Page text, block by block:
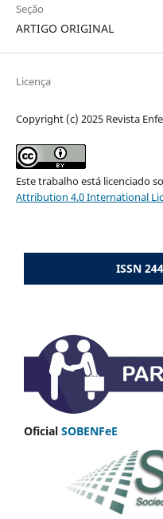
Seção
ARTIGO ORIGINAL
Licença
Copyright (c) 2025 Revista
Este trabalho está licenciado
Attribution 4.0 International
ISSN
Oficial SOBENFeE